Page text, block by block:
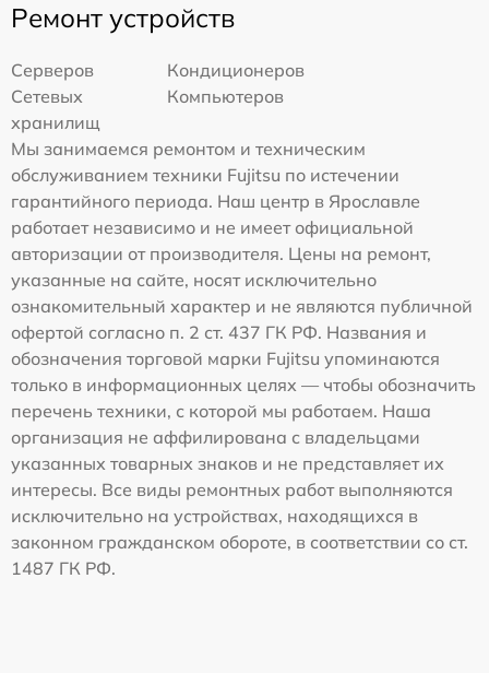
Ремонт устройств
Серверов
Кондиционеров
Сетевых
хранилищ
Компьютеров
Мы занимаемся ремонтом и техническим
обслуживанием техники Fujitsu по истечении
гарантийного периода. Наш центр в Ярославле
работает независимо и не имеет официальной
авторизации от производителя. Цены на ремонт,
указанные на сайте, носят исключительно
ознакомительный характер и не являются публичной
офертой согласно п. 2 ст. 437 ГК РФ. Названия и
обозначения торговой марки Fujitsu упоминаются
только в информационных целях — чтобы обозначить
перечень техники, с которой мы работаем. Наша
организация не аффилирована с владельцами
указанных товарных знаков и не представляет их
интересы. Все виды ремонтных работ выполняются
исключительно на устройствах, находящихся в
законном гражданском обороте, в соответствии со ст.
1487 ГК РФ.